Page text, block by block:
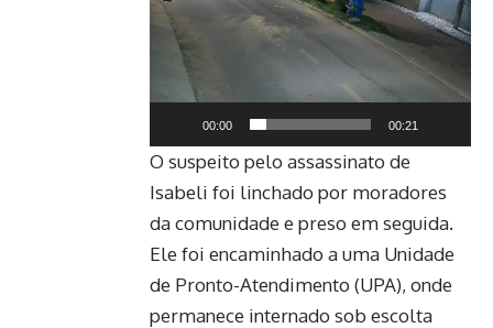
de
vídeo
00:00 00:21
O suspeito pelo assassinato de
Isabeli foi linchado por moradores
da comunidade e preso em seguida.
Ele foi encaminhado a uma Unidade
de Pronto-Atendimento (UPA), onde
permanece internado sob escolta